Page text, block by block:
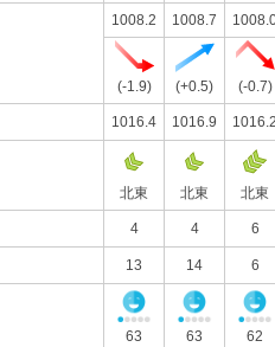
1008.2 1008.7
(-1.9) (+0.5) (-0.7)
1016.4 1016.9
北東 北東 北東
4 4 6
13 14 6
63 63 62